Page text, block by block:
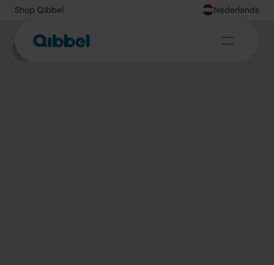
Shop Qibbel Nederlands